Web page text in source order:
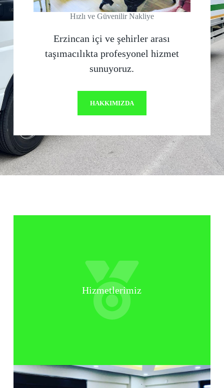
Hızlı ve Güvenilir Nakliye
Erzincan içi ve şehirler arası
taşımacılıkta profesyonel hizmet
sunuyoruz.
HAKKIMIZDA
Hizmetlerimiz